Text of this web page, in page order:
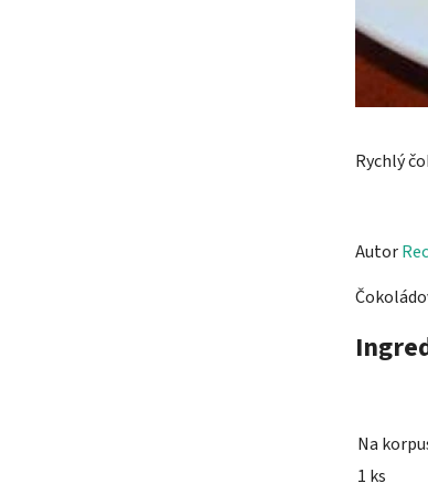
Rychlý
Autor
Na
1 ks